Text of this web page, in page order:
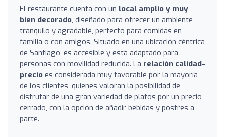
El restaurante cuenta con un local amplio y muy
bien decorado, diseñado para ofrecer un ambiente
tranquilo y agradable, perfecto para comidas en
familia o con amigos. Situado en una ubicación céntrica
de Santiago, es accesible y está adaptado para
personas con movilidad reducida. La relación calidad-
precio es considerada muy favorable por la mayoría
de los clientes, quienes valoran la posibilidad de
disfrutar de una gran variedad de platos por un precio
cerrado, con la opción de añadir bebidas y postres a
parte.